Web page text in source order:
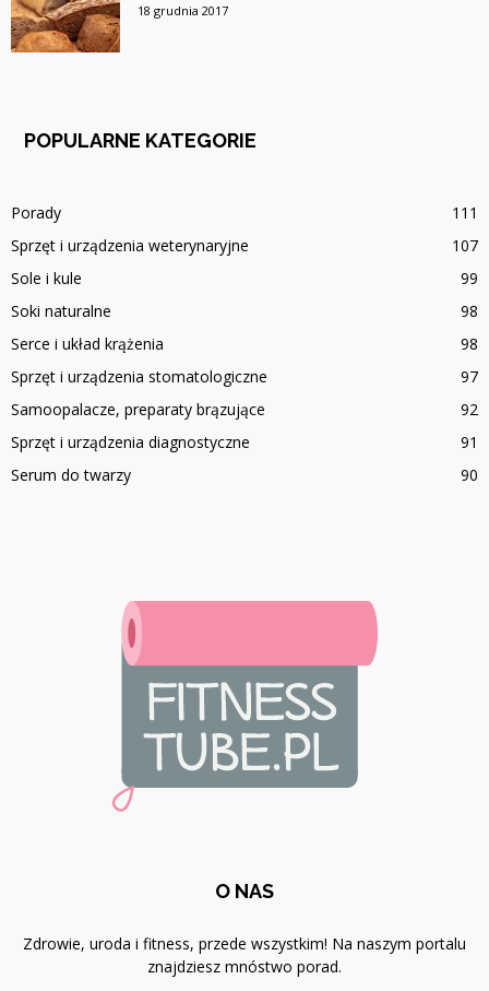
18 grudnia 2017
POPULARNE KATEGORIE
Porady
111
Sprzęt i urządzenia weterynaryjne
107
Sole i kule
99
Soki naturalne
98
Serce i układ krążenia
98
Sprzęt i urządzenia stomatologiczne
97
Samoopalacze, preparaty brązujące
92
Sprzęt i urządzenia diagnostyczne
91
Serum do twarzy
90
O NAS
Zdrowie, uroda i fitness, przede wszystkim! Na naszym portalu
znajdziesz mnóstwo porad.